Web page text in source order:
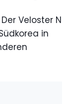
Veloster N
in